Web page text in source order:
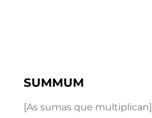
SUMMUM
[As sumas que multiplican]